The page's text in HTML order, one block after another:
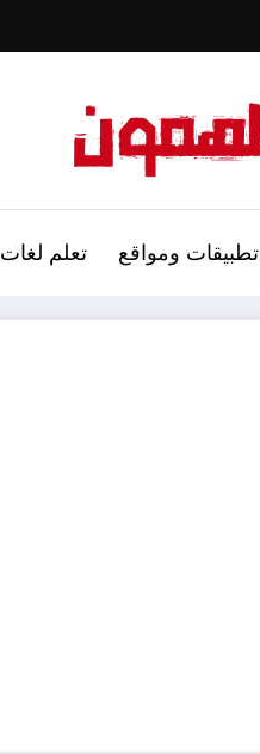
تطبيقات ومواقع تعلم لغات